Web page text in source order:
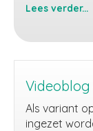
Lees verder...
studenten
Als variant
ingezet